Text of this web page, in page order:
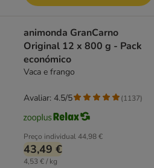
animonda GranCarno
Original 12 x 800 g - Pack
económico
Vaca e frango
Preço individual44,98 €
43,49 €
4,53 € / kg
Avaliar: 4.5/5 (1137)